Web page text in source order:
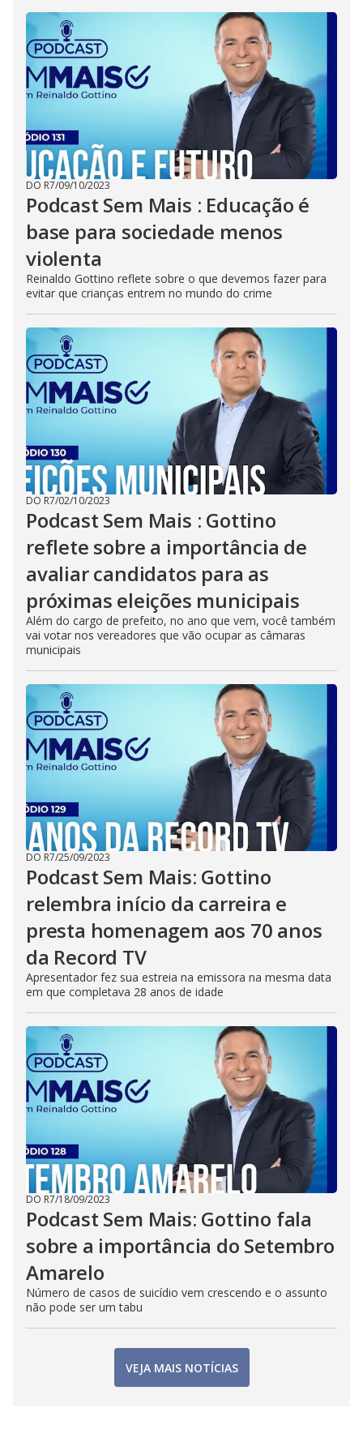
DO R7/09/10/2023
Podcast Sem Mais : Educação é
base para sociedade menos
violenta
Reinaldo Gottino reflete sobre o que devemos fazer para
evitar que crianças entrem no mundo do crime
DO R7/02/10/2023
Podcast Sem Mais : Gottino
reflete sobre a importância de
avaliar candidatos para as
próximas eleições municipais
Além do cargo de prefeito, no ano que vem, você também
vai votar nos vereadores que vão ocupar as câmaras
municipais
DO R7/25/09/2023
Podcast Sem Mais: Gottino
relembra início da carreira e
presta homenagem aos 70 anos
da Record TV
Apresentador fez sua estreia na emissora na mesma data
em que completava 28 anos de idade
DO R7/18/09/2023
Podcast Sem Mais: Gottino fala
sobre a importância do Setembro
Amarelo
Número de casos de suicídio vem crescendo e o assunto
não pode ser um tabu
VEJA MAIS NOTÍCIAS